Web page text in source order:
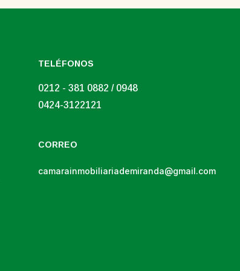
TELÉFONOS
0212 - 381 0882 / 0948
0424-3122121
CORREO
camarainmobiliariademiranda@gmail.com